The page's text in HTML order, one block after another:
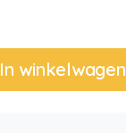
In winkelwagen